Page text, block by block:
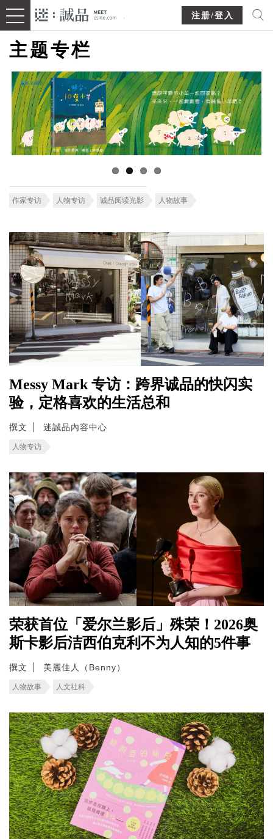
注册/登入
主题专栏
作家专访 人物专访 诚品阅读光影 人物故事
Messy Mark 专访：跨界诚品的快闪实
验，定格喜欢的生活总和
撰文 迷誠品內容中心
人物专访
荣获首位「爱尔兰影后」殊荣！2026奥
斯卡影后洁西伯克利不为人知的5件事
撰文 美麗佳人（Benny）
人物故事 人文社科